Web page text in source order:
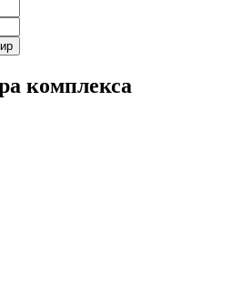
комплекса